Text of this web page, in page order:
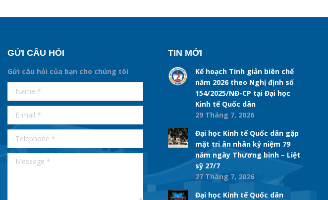
GỬI CÂU HỎI
Gửi câu hỏi của bạn cho chúng tôi
supertotobet
betist
Name *
E-mail *
Telephone *
Message *
TIN MỚI
Kế hoạch Tinh giản biên chế
năm 2026 theo Nghị định số
154/2025/NĐ-CP tại Đại học
Kinh tế Quốc dân
29 Tháng 7, 2026
Đại học Kinh tế Quốc dân gặp
mặt tri ân nhân kỷ niệm 79
năm ngày Thương binh – Liệt
sỹ 27/7
27 Tháng 7, 2026
Đại học Kinh tế Quốc dân